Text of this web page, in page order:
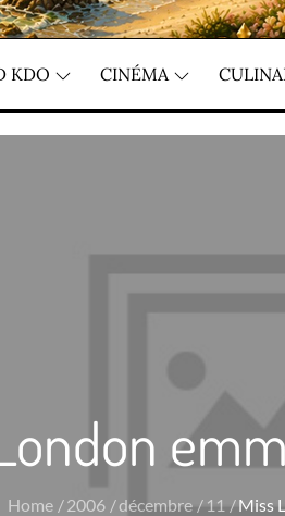
KDO CINÉMA
Home 2006 décembre 11 Miss